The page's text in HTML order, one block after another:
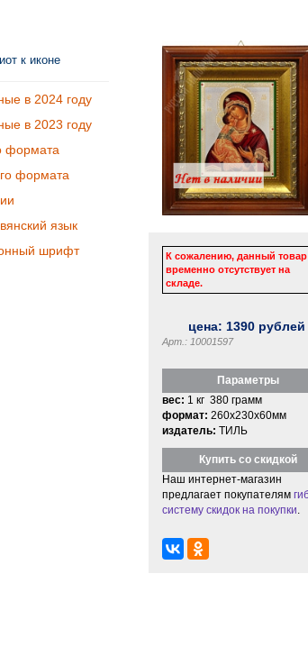
к иконе
в 2024 году
в 2023 году
формата
формата
язык
шрифт
К сожалению, данный товар
временно отсутствует на
складе.
цена: 1390 рублей
Арт.: 10001597
Параметры
вес: 1 кг 380 грамм
формат: 260x230x60мм
издатель: ТИЛЬ
Купить со скидкой
Наш интернет-магазин
предлагает покупателям
систему скидок на покупки